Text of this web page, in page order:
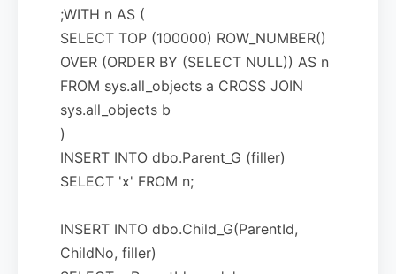
;WITH n AS (
SELECT TOP (100000) ROW_NUMBER()
OVER (ORDER BY (SELECT NULL)) AS n
FROM sys.all_objects a CROSS JOIN
sys.all_objects b
)
INSERT INTO dbo.Parent_G (filler)
SELECT 'x' FROM n;
INSERT INTO dbo.Child_G(ParentId,
ChildNo, filler)